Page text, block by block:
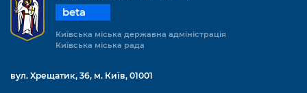
beta
Київська міська державна адміністрація
Київська міська рада
вул. Хрещатик, 36, м. Київ, 01001